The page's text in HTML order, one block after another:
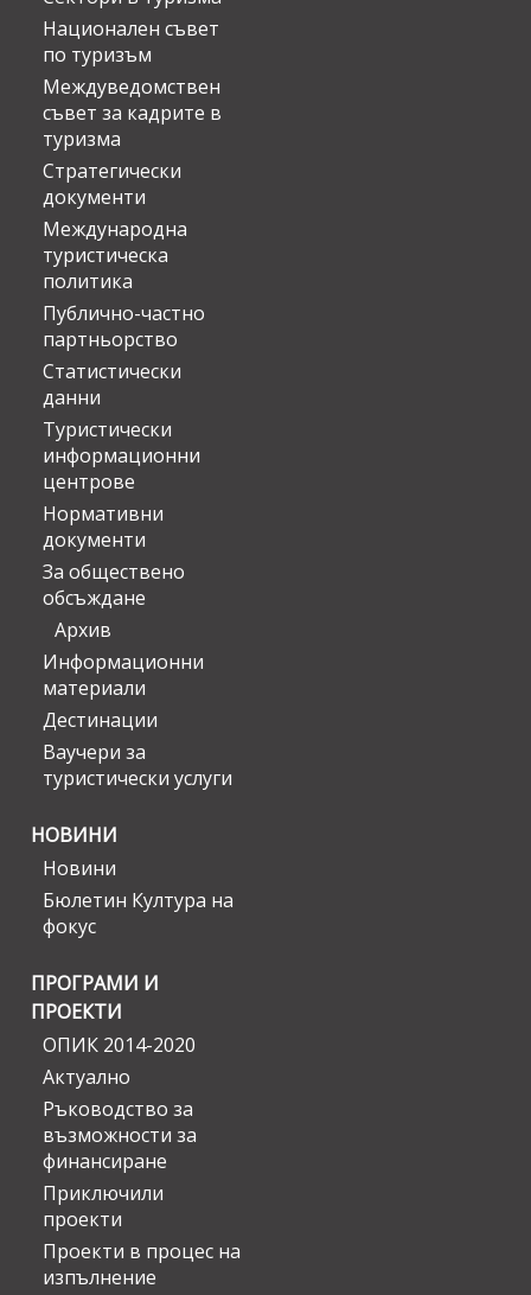
Национален съвет
по туризъм
Междуведомствен
съвет за кадрите в
туризма
Стратегически
документи
Международна
туристическа
политика
Публично-частно
партньорство
Статистически
данни
Туристически
информационни
центрове
Нормативни
документи
За обществено
обсъждане
Архив
Информационни
материали
Дестинации
Ваучери за
туристически услуги
НОВИНИ
Новини
Бюлетин Култура на
фокус
ПРОГРАМИ И
ПРОЕКТИ
ОПИК 2014-2020
Актуално
Ръководство за
възможности за
финансиране
Приключили
проекти
Проекти в процес на
изпълнение